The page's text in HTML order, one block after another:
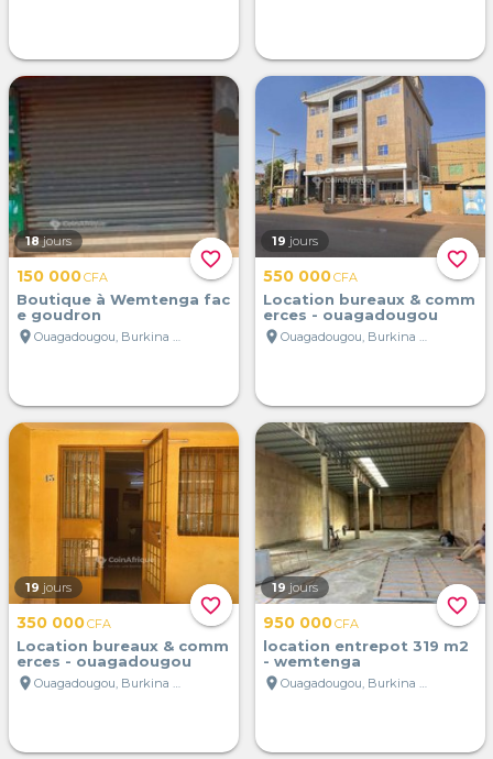
favorite_border
18 jours
150 000CFA
Boutique à Wemtenga fac
e goudron
location_on
Ouagadougou, Burkina Faso
favorite_border
19 jours
550 000CFA
Location bureaux & comm
erces - ouagadougou
location_on
Ouagadougou, Burkina Faso
favorite_border
19 jours
350 000CFA
Location bureaux & comm
erces - ouagadougou
location_on
Ouagadougou, Burkina Faso
favorite_border
19 jours
950 000CFA
location entrepot 319 m2
- wemtenga
location_on
Ouagadougou, Burkina Faso